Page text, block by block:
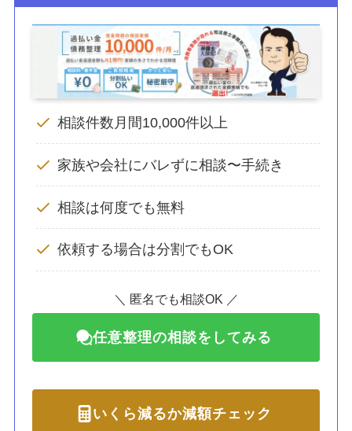
相談件数月間10,000件以上
家族や会社にバレずに相談〜手続き
相談は何度でも無料
依頼する場合は分割でもOK
＼ 匿名でも相談OK ／
任意整理の相談をしてみる
いくら減るか減額チェック